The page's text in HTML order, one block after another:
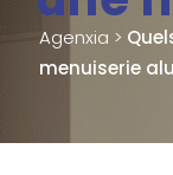
Agenxia >
menuiserie